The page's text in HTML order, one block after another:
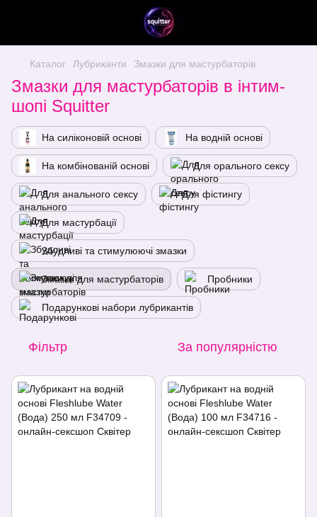
Каталог Лубриканти Змазки для мастурбаторів
Змазки для мастурбаторів в інтим-
шопі Squitter
На силіконовій основі На водній основі
На комбінованій основі Для орального сексу
Для анального сексу Для фістингу
Для мастурбації
Збудливі та стимулюючі змазки
Змазки для мастурбаторів Пробники
Подарункові набори лубрикантів
Фільтр За популярністю